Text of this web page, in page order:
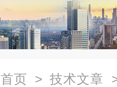
首页 > 技术文章